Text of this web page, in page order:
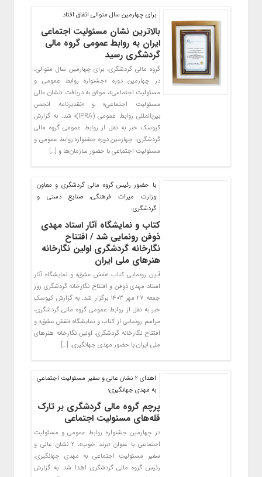
برای چهارمین سال متوالی اتفاق افتاد
بالاترین نشان مسئولیت اجتماعی
ایران به روابط عمومی گروه مالی
گردشگری رسید
گروه مالی گردشگری، برای چهارمین سال متوالی،
در چهارمین دوره «جشنواره روابط عمومی و
مسئولیت اجتماعی»، موفق به دریافت «نشان عالی
مسئولیت اجتماعی» و «تقدیرنامه انجمن
بین‌المللی روابط عمومی (IPRA)» شد. به گزارش
کیوسک خبر به نقل از روابط عمومی گروه مالی
گردشگری، چهارمین دوره جشنواره روابط عمومی و
مسئولیت اجتماعی با حضور سازمان‌ها و […]
با حضور رئیس گروه مالی گردشگری و معاون
وزارت میراث فرهنگی، صنایع دستی و
گردشگری:
کتاب و نمایشگاه آثار استاد مهدی
ذوفن رونمایی شد / افتتاح
نگارخانه گردشگری اولین نگارخانه
هنرهای ملی ایران
آیین رونمایی کتاب «نقش عشق» و نمایشگاه آثار
استاد مهدی ذوفن و افتتاح نگارخانه گردشگری روز
جمعه ۲۷ مهر ۱۴۰۳ برگزار شد. به گزارش کیوسک
خبر به نقل از روابط عمومی گروه مالی گردشگری،
مراسم رونمایی از کتاب و نمایشگاه «نقش عشق» و
افتتاح نگارخانه گردشگری، اولین نگارخانه هنرهای
ملی ایران با حضور مهدی جهانگیری، […]
اهدای ۲ نشان عالی و سفیر مسئولیت اجتماعی
به مهدی جهانگیری؛
پرچم گروه مالی گردشگری بر تارک
قله‌های مسئولیت اجتماعی
در چهارمین جشنواره روابط عمومی و مسئولیت
اجتماعی با عنوان «برند خوب»، ۲ نشان عالی و
سفیر مسئولیت اجتماعی به مهدی جهانگیری،
رئیس گروه مالی گردشگری اهدا شد. به گزارش